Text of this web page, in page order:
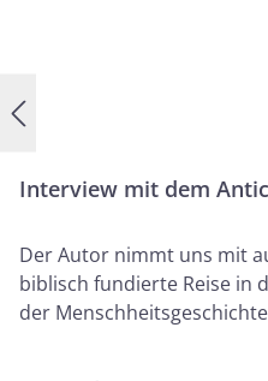
biblischen Weltsicht
Vorwort von Carl R.
Interview mit dem
Der Autor nimmt uns mit
biblisch fundierte Reise in
der